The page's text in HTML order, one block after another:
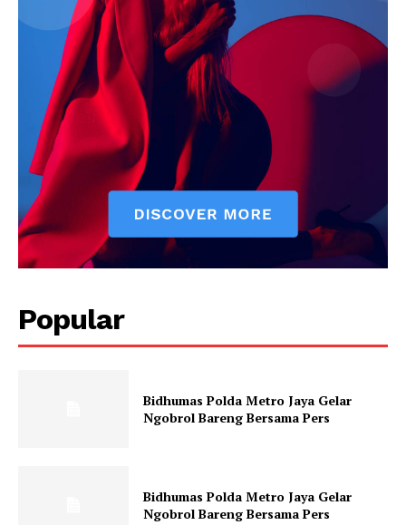
Popular
Bidhumas Polda Metro Jaya Gelar
Ngobrol Bareng Bersama Pers
Bidhumas Polda Metro Jaya Gelar
Ngobrol Bareng Bersama Pers